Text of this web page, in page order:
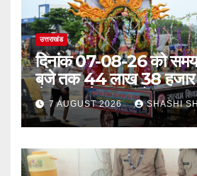
उत्तराखंड
दिनांक 07-08-26 को
बजे तक 44 लाख 38 हजार
लेकर अपने गंतव्य को
7 AUGUST 2026 SHASHI